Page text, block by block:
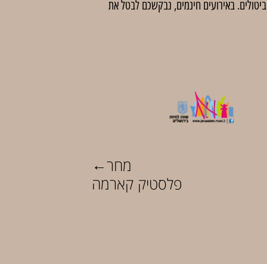
ביטול בסך 5 ₪ לכרטיס. לאחר מועד זה לא יהיו ביטולים. באירועים חינמים, נבקשכם לבטל את
←מחר
פלסטיק קארמה